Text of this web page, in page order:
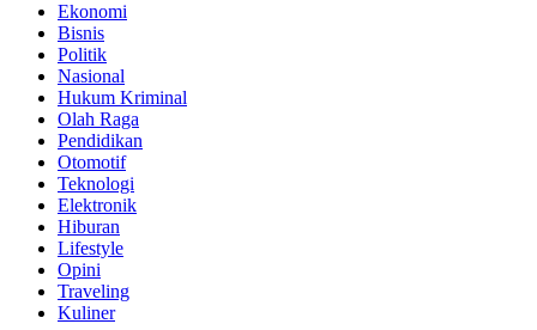
Ekonomi
Bisnis
Politik
Nasional
Hukum Kriminal
Olah Raga
Pendidikan
Otomotif
Teknologi
Elektronik
Hiburan
Lifestyle
Opini
Traveling
Kuliner